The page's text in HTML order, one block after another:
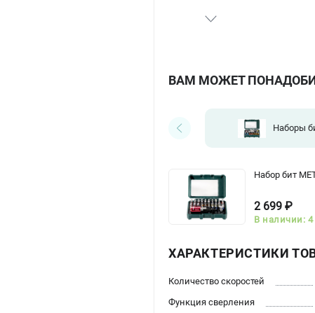
ВАМ МОЖЕТ
Наборы
Набор бит
2 699 ₽
В наличии: 4
ХАРАКТЕРИСТИКИ
Количество скоростей
Функция сверления